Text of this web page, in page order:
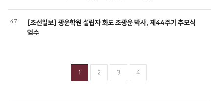
47
[조선일보] 광운학원 설립자 화도 조광운 박사, 제44주기 추모식
엄수
1 2 3 4